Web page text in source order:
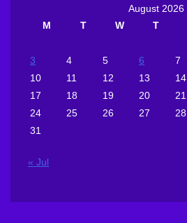
August 2026
M
T W T
3
4 5 6 7
10
11 12 13 14
17
18 19 20 21
24
25 26 27 28
31
« Jul